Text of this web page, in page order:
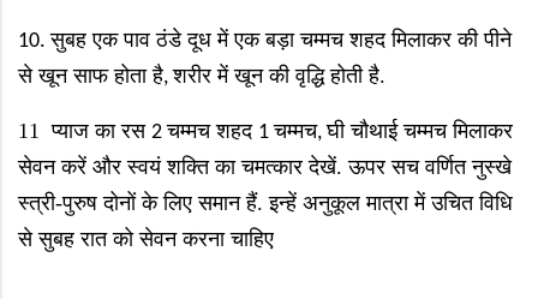
10.सुबह एक पाव ठंडे दूध में एक बड़ा चम्मच शहद मिलाकर की पीने
से खून साफ होता है,शरीर में खून की वृद्धि होती है.
11 प्याज का रस 2चम्मच शहद 1चम्मच,घी चौथाई चम्मच मिलाकर
सेवन करें और स्वयं शक्ति का चमत्कार देखें. ऊपर सच वर्णित नुस्खे
स्त्री-पुरुष दोनों के लिए समान हैं. इन्हें अनुकूल मात्रा में उचित विधि
से सुबह रात को सेवन करना चाहिए